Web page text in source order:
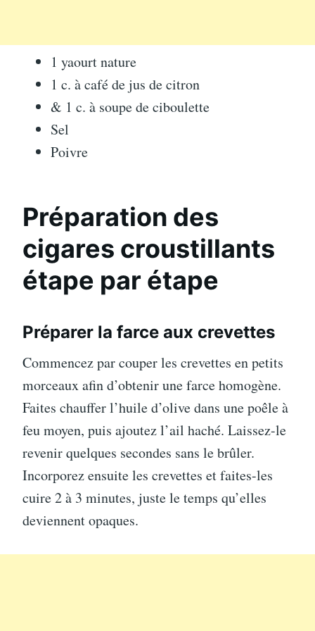
1 yaourt nature
1 c. à café de jus de citron
& 1 c. à soupe de ciboulette
Sel
Poivre
Préparation des
cigares croustillants
étape par étape
Préparer la farce aux crevettes
Commencez par couper les crevettes en petits
morceaux afin d’obtenir une farce homogène.
Faites chauffer l’huile d’olive dans une poêle à
feu moyen, puis ajoutez l’ail haché. Laissez-le
revenir quelques secondes sans le brûler.
Incorporez ensuite les crevettes et faites-les
cuire 2 à 3 minutes, juste le temps qu’elles
deviennent opaques.